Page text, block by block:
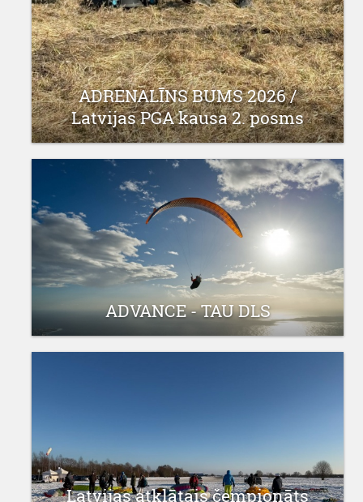
ADRENALĪNS BUMS 2026 /
Latvijas PGA kausa 2. posms
23 marts 2026
ADVANCE - TAU DLS
Latvijas atklātais čempionāts